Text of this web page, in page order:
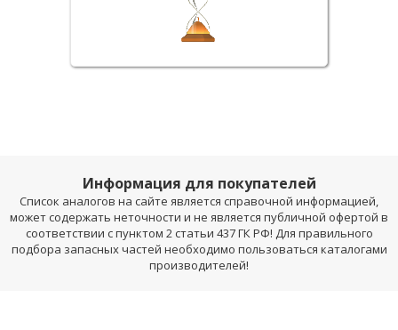
Информация для покупателей
Список аналогов на сайте является справочной информацией,
может содержать неточности и не является публичной офертой в
соответствии с пунктом 2 статьи 437 ГК РФ! Для правильного
подбора запасных частей необходимо пользоваться каталогами
производителей!